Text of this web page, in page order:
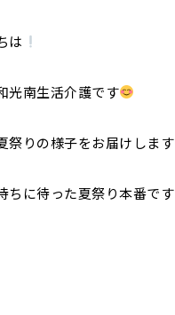
は
光南生活介護です
祭りの様子をお届けします
ちに待った夏祭り本番です